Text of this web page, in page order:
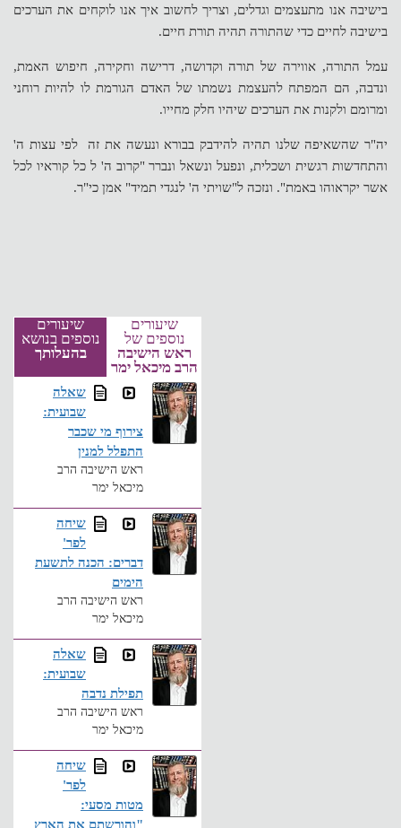
בישיבה אנו מתעצמים וגדלים, וצריך לחשוב איך אנו לוקחים את הערכים
בישיבה לחיים כדי שהתורה תהיה תורת חיים.
עמל התורה, אווירה של תורה וקדושה, דרישה וחקירה, חיפוש האמת,
ונדבה, הם המפתח להעצמת נשמתו של האדם הגורמת לו להיות רוחני
ומרומם ולקנות את הערכים שיהיו חלק מחייו.
יה"ר שהשאיפה שלנו תהיה להידבק בבורא ונעשה את זה לפי עצות ה'
והתחדשות רגשית ושכלית, ונפעל ונשאל ונברר "קרוב ה' ל כל קוראיו לכל
אשר יקראוהו באמת". ונזכה ל"שויתי ה' לנגדי תמיד" אמן כי"ר.
שיעורים
נוספים של
ראש הישיבה
הרב מיכאל ימר
שיעורים
נוספים בנושא
בהעלותך
שאלה
שבועית:
צירוף מי שכבר
התפלל למנין
ראש הישיבה הרב
מיכאל ימר
שיחה
לפר'
דברים: הכנה לתשעת
הימים
ראש הישיבה הרב
מיכאל ימר
שאלה
שבועית:
תפילת נדבה
ראש הישיבה הרב
מיכאל ימר
שיחה
לפר'
מטות מסעי:
"והורשתם את הארץ